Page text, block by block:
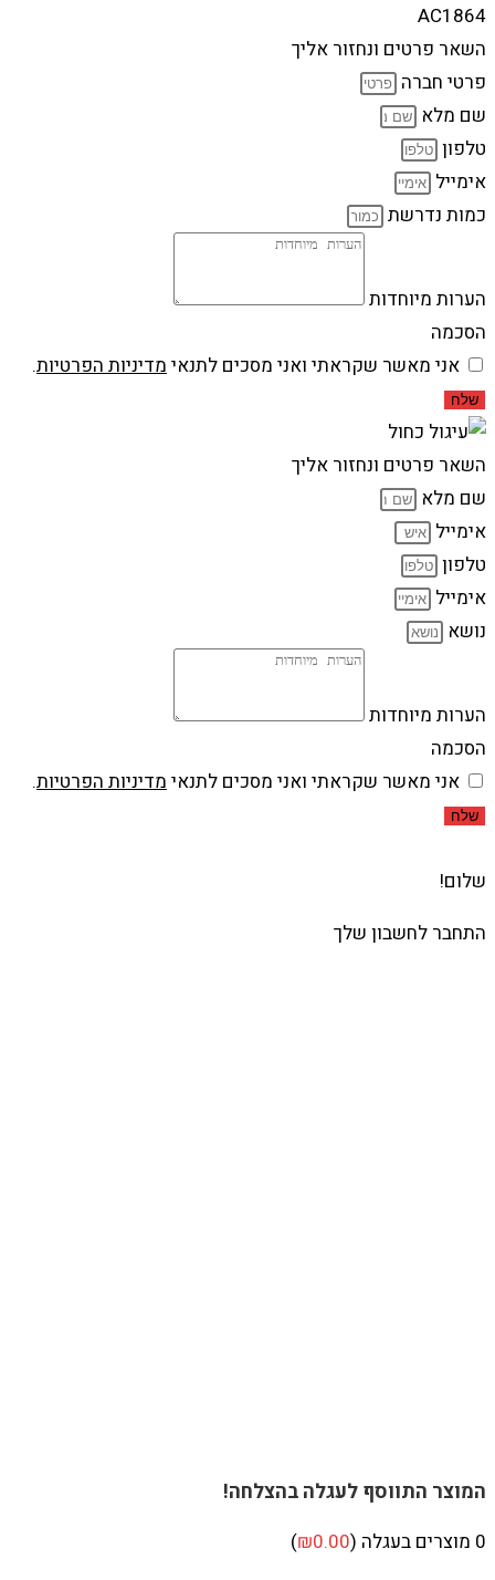
AC1864
השאר פרטים ונחזור אליך
פרטי חברה
שם מלא
טלפון
אימייל
כמות נדרשת
הערות מיוחדות
הסכמה
אני מאשר שקראתי ואני מסכים לתנאי מדיניות הפרטיות.
שלח
השאר פרטים ונחזור אליך
שם מלא
אימייל
טלפון
אימייל
נושא
הערות מיוחדות
הסכמה
אני מאשר שקראתי ואני מסכים לתנאי מדיניות הפרטיות.
שלח
שלום!
התחבר לחשבון שלך
המוצר התווסף לעגלה בהצלחה!
0 מוצרים בעגלה ( ₪0.00
)